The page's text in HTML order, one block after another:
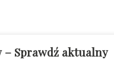
– Sprawdź aktualny